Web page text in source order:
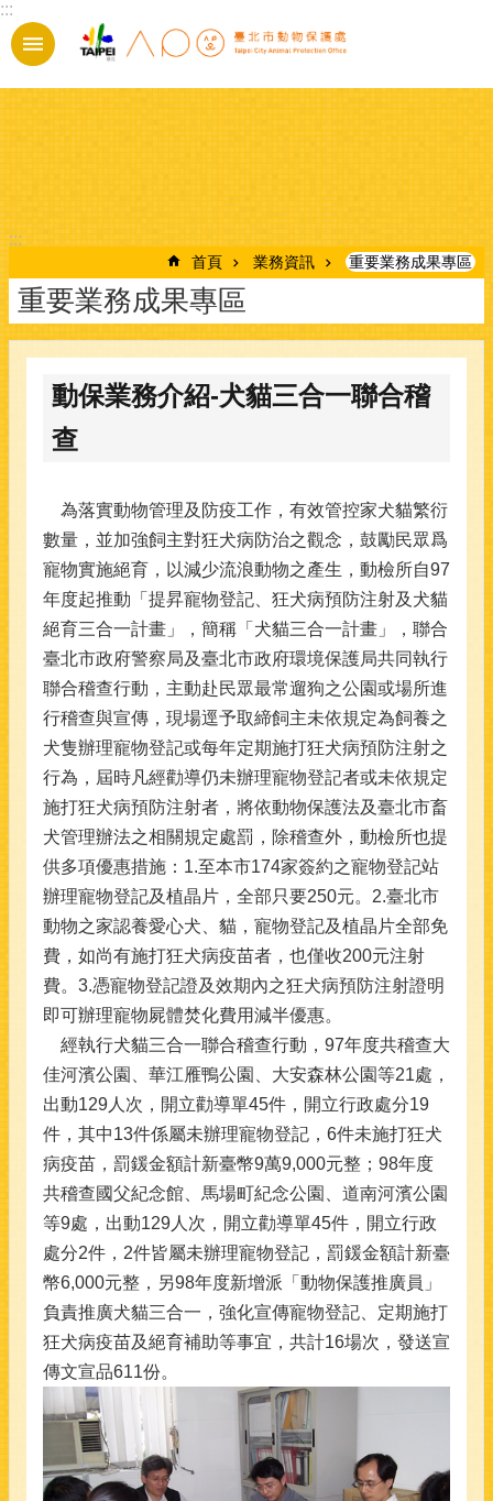
跳到主要內容區塊
:::
:::
首頁 業務資訊 重要業務成果專區
重要業務成果專區
動保業務介紹-犬貓三合一聯合稽
查
為落實動物管理及防疫工作，有效管控家犬貓繁衍
數量，並加強飼主對狂犬病防治之觀念，鼓勵民眾爲
寵物實施絕育，以減少流浪動物之產生，動檢所自97
年度起推動「提昇寵物登記、狂犬病預防注射及犬貓
絕育三合一計畫」，簡稱「犬貓三合一計畫」，聯合
臺北市政府警察局及臺北市政府環境保護局共同執行
聯合稽查行動，主動赴民眾最常遛狗之公園或場所進
行稽查與宣傳，現場逕予取締飼主未依規定為飼養之
犬隻辦理寵物登記或每年定期施打狂犬病預防注射之
行為，屆時凡經勸導仍未辦理寵物登記者或未依規定
施打狂犬病預防注射者，將依動物保護法及臺北市畜
犬管理辦法之相關規定處罰，除稽查外，動檢所也提
供多項優惠措施：1.至本市174家簽約之寵物登記站
辦理寵物登記及植晶片，全部只要250元。2.臺北市
動物之家認養愛心犬、貓，寵物登記及植晶片全部免
費，如尚有施打狂犬病疫苗者，也僅收200元注射
費。3.憑寵物登記證及效期內之狂犬病預防注射證明
即可辦理寵物屍體焚化費用減半優惠。
經執行犬貓三合一聯合稽查行動，97年度共稽查大
佳河濱公園、華江雁鴨公園、大安森林公園等21處，
出動129人次，開立勸導單45件，開立行政處分19
件，其中13件係屬未辦理寵物登記，6件未施打狂犬
病疫苗，罰鍰金額計新臺幣9萬9,000元整；98年度
共稽查國父紀念館、馬場町紀念公園、道南河濱公園
等9處，出動129人次，開立勸導單45件，開立行政
處分2件，2件皆屬未辦理寵物登記，罰鍰金額計新臺
幣6,000元整，另98年度新增派「動物保護推廣員」
負責推廣犬貓三合一，強化宣傳寵物登記、定期施打
狂犬病疫苗及絕育補助等事宜，共計16場次，發送宣
傳文宣品611份。